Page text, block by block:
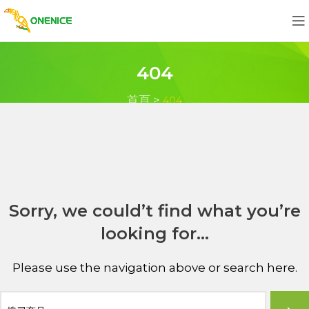
404
首頁>404
Sorry, we could’t find what you’re
looking for…
Please use the navigation above or search here.